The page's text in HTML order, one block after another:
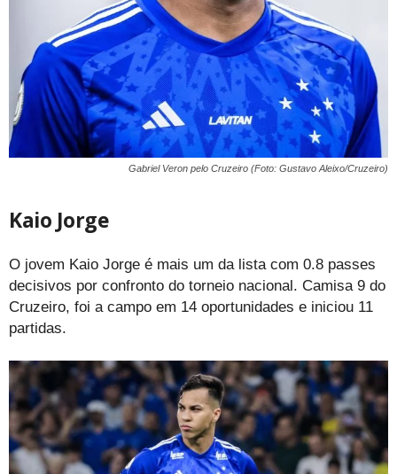
Gabriel Veron pelo Cruzeiro (Foto: Gustavo Aleixo/Cruzeiro)
Kaio Jorge
O jovem Kaio Jorge é mais um da lista com 0.8 passes
decisivos por confronto do torneio nacional. Camisa 9 do
Cruzeiro, foi a campo em 14 oportunidades e iniciou 11
partidas.